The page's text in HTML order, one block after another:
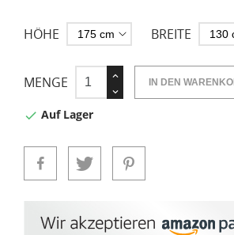
HÖHE BREITE
MENGE IN DEN
 Auf Lager